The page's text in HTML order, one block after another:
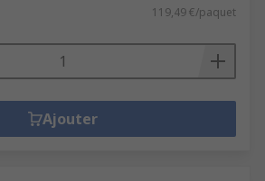
119,49 €/paquet
Ajouter